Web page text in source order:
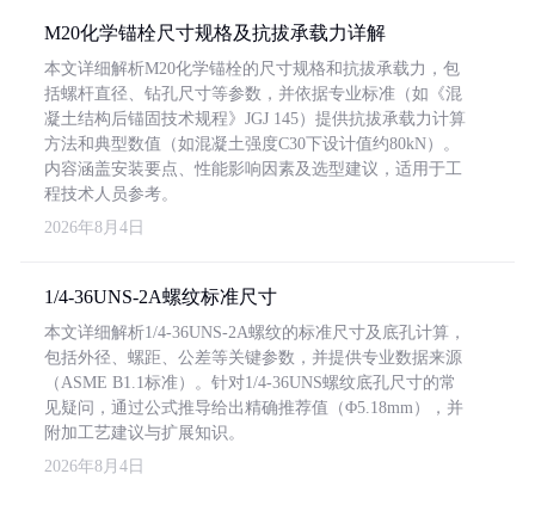
M20化学锚栓尺寸规格及抗拔承载力详解
本文详细解析M20化学锚栓的尺寸规格和抗拔承载力，包
括螺杆直径、钻孔尺寸等参数，并依据专业标准（如《混
凝土结构后锚固技术规程》JGJ 145）提供抗拔承载力计算
方法和典型数值（如混凝土强度C30下设计值约80kN）。
内容涵盖安装要点、性能影响因素及选型建议，适用于工
程技术人员参考。
2026年8月4日
1/4-36UNS-2A螺纹标准尺寸
本文详细解析1/4-36UNS-2A螺纹的标准尺寸及底孔计算，
包括外径、螺距、公差等关键参数，并提供专业数据来源
（ASME B1.1标准）。针对1/4-36UNS螺纹底孔尺寸的常
见疑问，通过公式推导给出精确推荐值（Φ5.18mm），并
附加工艺建议与扩展知识。
2026年8月4日